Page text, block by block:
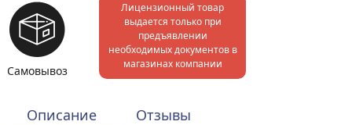
Самовывоз
Лицензионный товар
выдается только при
предъявлении
необходимых документов в
магазинах компании
Описание Отзывы